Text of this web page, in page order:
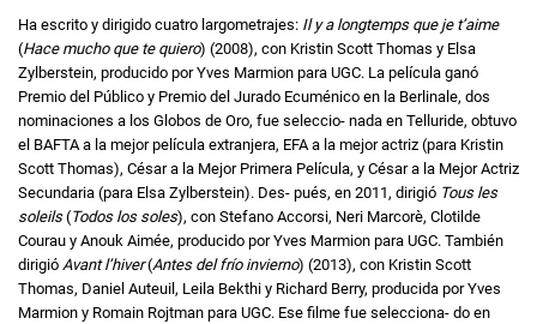
Ha escrito y dirigido cuatro largometrajes: Il y a longtemps que je t’aime
(Hace mucho que te quiero) (2008), con Kristin Scott Thomas y Elsa
Zylberstein, producido por Yves Marmion para UGC. La película ganó
Premio del Público y Premio del Jurado Ecuménico en la Berlinale, dos
nominaciones a los Globos de Oro, fue seleccio- nada en Telluride, obtuvo
el BAFTA a la mejor película extranjera, EFA a la mejor actriz (para Kristin
Scott Thomas), César a la Mejor Primera Película, y César a la Mejor Actriz
Secundaria (para Elsa Zylberstein). Des- pués, en 2011, dirigió Tous les
soleils(Todos los soles), con Stefano Accorsi, Neri Marcorè, Clotilde
Courau y Anouk Aimée, producido por Yves Marmion para UGC. También
dirigió Avant l’hiver(Antes del frío invierno) (2013), con Kristin Scott
Thomas, Daniel Auteuil, Leila Bekthi y Richard Berry, producida por Yves
Marmion y Romain Rojtman para UGC. Ese filme fue selecciona- do en